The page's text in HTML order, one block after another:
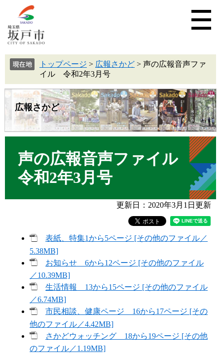
トップページ > 広報さかど > 声の広報音声ファ
イル 令和2年3月号
広報さかど
声の広報音声ファイル
令和2年3月号
更新日：2020年3月1日更新
表紙、特集1から5ページ [その他のファイル／
5.38MB]
お知らせ 6から12ページ [その他のファイル
／10.39MB]
生活情報 13から15ページ [その他のファイル
／6.74MB]
市民相談、健康ページ 16から17ページ [その
他のファイル／4.42MB]
さかどウォッチング 18から19ページ [その他
のファイル／1.19MB]